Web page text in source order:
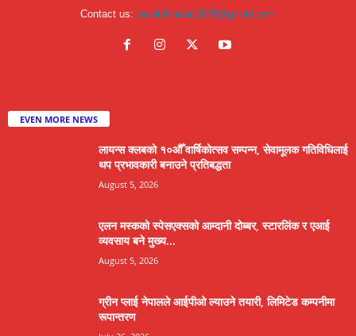
Contact us: surakikhabar2078@gmail.com
EVEN MORE NEWS
लायन्स क्लबको १०औँ वार्षिकोत्सव सम्पन्न, सेवामूलक गतिविधिलाई
थप प्रभावकारी बनाउने प्रतिबद्धता
August 5, 2026
एलन मस्कको स्पेसएक्सको आम्दानी दोब्बर, स्टारलिंक र एआई
व्यवसाय बने मुख्य...
August 5, 2026
ग्रीन प्लाई नेपालले आईपीओ ल्याउने तयारी, लिमिटेड कम्पनीमा
रूपान्तरण